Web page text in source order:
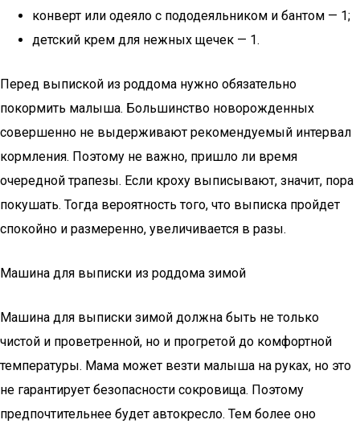
конверт или одеяло с пододеяльником и бантом — 1;
детский крем для нежных щечек — 1.
Перед выпиской из роддома нужно обязательно
покормить малыша. Большинство новорожденных
совершенно не выдерживают рекомендуемый интервал
кормления. Поэтому не важно, пришло ли время
очередной трапезы. Если кроху выписывают, значит, пора
покушать. Тогда вероятность того, что выписка пройдет
спокойно и размеренно, увеличивается в разы.
Машина для выписки из роддома зимой
Машина для выписки зимой должна быть не только
чистой и проветренной, но и прогретой до комфортной
температуры. Мама может везти малыша на руках, но это
не гарантирует безопасности сокровища. Поэтому
предпочтительнее будет автокресло. Тем более оно